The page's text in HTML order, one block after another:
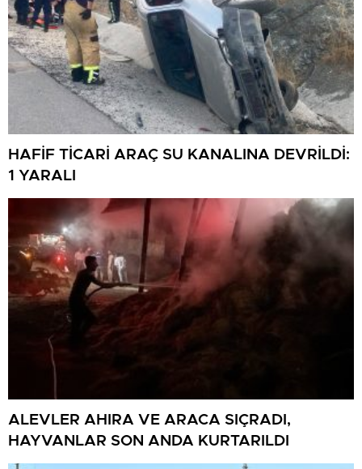
HAFİF TİCARİ ARAÇ SU KANALINA DEVRİLDİ:
1 YARALI
ALEVLER AHIRA VE ARACA SIÇRADI,
HAYVANLAR SON ANDA KURTARILDI